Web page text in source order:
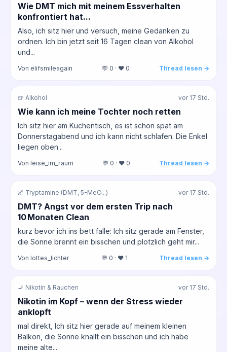
Wie DMT mich mit meinem Essverhalten
konfrontiert hat...
Also, ich sitz hier und versuch, meine Gedanken zu
ordnen. Ich bin jetzt seit 16 Tagen clean von Alkohol
und...
Von elifsmileagain 💬 0 · ❤️ 0 Thread lesen →
🍺 Alkohol vor 17 Std.
Wie kann ich meine Tochter noch retten
Ich sitz hier am Küchentisch, es ist schon spät am
Donnerstagabend und ich kann nicht schlafen. Die Enkel
liegen oben...
Von leise_im_raum 💬 0 · ❤️ 0 Thread lesen →
🌌 Tryptamine (DMT, 5-MeO...) vor 17 Std.
DMT? Angst vor dem ersten Trip nach
10 Monaten Clean
kurz bevor ich ins bett falle: Ich sitz gerade am Fenster,
die Sonne brennt ein bisschen und plotzlich geht mir...
Von lottes_lichter 💬 0 · ❤️ 1 Thread lesen →
🚬 Nikotin & Rauchen vor 17 Std.
Nikotin im Kopf – wenn der Stress wieder
anklopft
mal direkt, Ich sitz hier gerade auf meinem kleinen
Balkon, die Sonne knallt ein bisschen und ich habe
meine alte...